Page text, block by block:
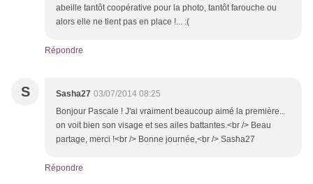
abeille tantôt coopérative pour la photo, tantôt farouche ou
alors elle ne tient pas en place !... :(
Répondre
S Sasha27 03/07/2014 08:25
Bonjour Pascale ! J'ai vraiment beaucoup aimé la première..
on voit bien son visage et ses ailes battantes.<br /> Beau
partage, merci !<br /> Bonne journée,<br /> Sasha27
Répondre